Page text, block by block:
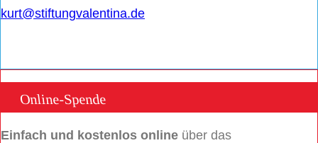
kurt@stiftungvalentina.de
Online-Spende
Einfach und kostenlos online über das